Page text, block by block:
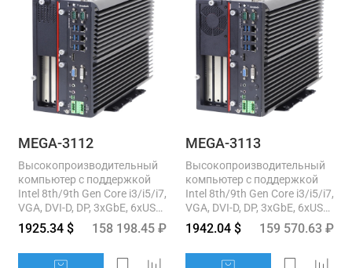
MEGA-3112
Высокопроизводительный
компьютер с поддержкой
Intel 8th/9th Gen Core i3/i5/i7,
VGA, DVI-D, DP, 3xGbE, 6xUSB
3.2, 6xRS232/422/485, 2x
mSATA, 4x2.5" SATA,...
1925.34 $ 158 198.45 ₽
MEGA-3113
Высокопроизводительный
компьютер с поддержкой
Intel 8th/9th Gen Core i3/i5/i7,
VGA, DVI-D, DP, 3xGbE, 6xUSB
3.2, 6xRS232/422/485, 2x
mSATA, 4x2.5" SATA,...
1942.04 $ 159 570.63 ₽